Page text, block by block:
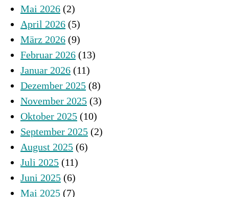
Mai 2026 (2)
April 2026 (5)
März 2026 (9)
Februar 2026 (13)
Januar 2026 (11)
Dezember 2025 (8)
November 2025 (3)
Oktober 2025 (10)
September 2025 (2)
August 2025 (6)
Juli 2025 (11)
Juni 2025 (6)
Mai 2025 (7)